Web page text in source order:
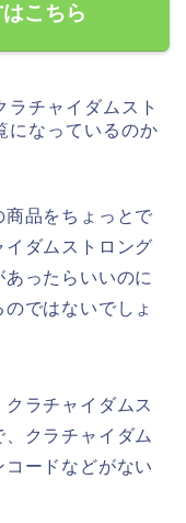
こちら
ラチャイダムスト
になっているのか
品をちょっとで
イダムストロング
ったらいいのに
ではないでしょ
ラチャイダムス
クラチャイダム
ードなどがない